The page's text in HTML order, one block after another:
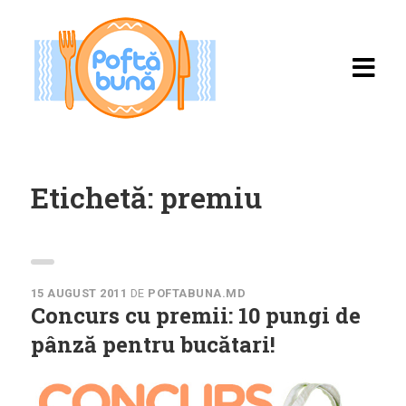
Rețete
Toate rețetele
Etichetă: premiu
15 AUGUST 2011 DE POFTABUNA.MD
Concurs cu premii: 10 pungi de
pânză pentru bucătari!